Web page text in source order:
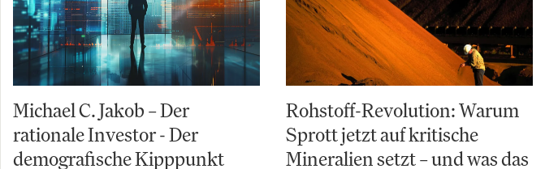
Michael C. Jakob – Der
rationale Investor - Der
demografische Kipppunkt
Rohstoff-Revolution: Warum
Sprott jetzt auf kritische
Mineralien setzt – und was das